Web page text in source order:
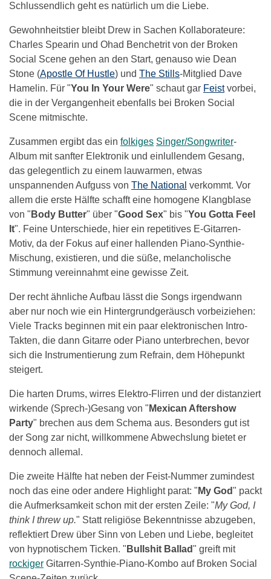
Schlussendlich geht es natürlich um die Liebe.
Gewohnheitstier bleibt Drew in Sachen Kollaborateure:
Charles Spearin und Ohad Benchetrit von der Broken
Social Scene gehen an den Start, genauso wie Dean
Stone (Apostle Of Hustle) und The Stills-Mitglied Dave
Hamelin. Für "You In Your Were" schaut gar Feistvorbei,
die in der Vergangenheit ebenfalls bei Broken Social
Scene mitmischte.
Zusammen ergibt das ein folkiges Singer/Songwriter-
Album mit sanfter Elektronik und einlullendem Gesang,
das gelegentlich zu einem lauwarmen, etwas
unspannenden Aufguss von The National verkommt. Vor
allem die erste Hälfte schafft eine homogene Klangblase
von " Body Butter" über "Good Sex" bis "You Gotta Feel
It". Feine Unterschiede, hier ein repetitives E-Gitarren-
Motiv, da der Fokus auf einer hallenden Piano-Synthie-
Mischung, existieren, und die süße, melancholische
Stimmung vereinnahmt eine gewisse Zeit.
Der recht ähnliche Aufbau lässt die Songs irgendwann
aber nur noch wie ein Hintergrundgeräusch vorbeiziehen:
Viele Tracks beginnen mit ein paar elektronischen Intro-
Takten, die dann Gitarre oder Piano unterbrechen, bevor
sich die Instrumentierung zum Refrain, dem Höhepunkt
steigert.
Die harten Drums, wirres Elektro-Flirren und der distanziert
wirkende (Sprech-)Gesang von " Mexican Aftershow
Party" brechen aus dem Schema aus. Besonders gut ist
der Song zar nicht, willkommene Abwechslung bietet er
dennoch allemal.
Die zweite Hälfte hat neben der Feist-Nummer zumindest
noch das eine oder andere Highlight parat: " My God" packt
die Aufmerksamkeit schon mit der ersten Zeile: "My God, I
think I threw up." Statt religiöse Bekenntnisse abzugeben,
reflektiert Drew über Sinn von Leben und Liebe, begleitet
von hypnotischem Ticken. " Bullshit Ballad" greift mit
rockiger Gitarren-Synthie-Piano-Kombo auf Broken Social